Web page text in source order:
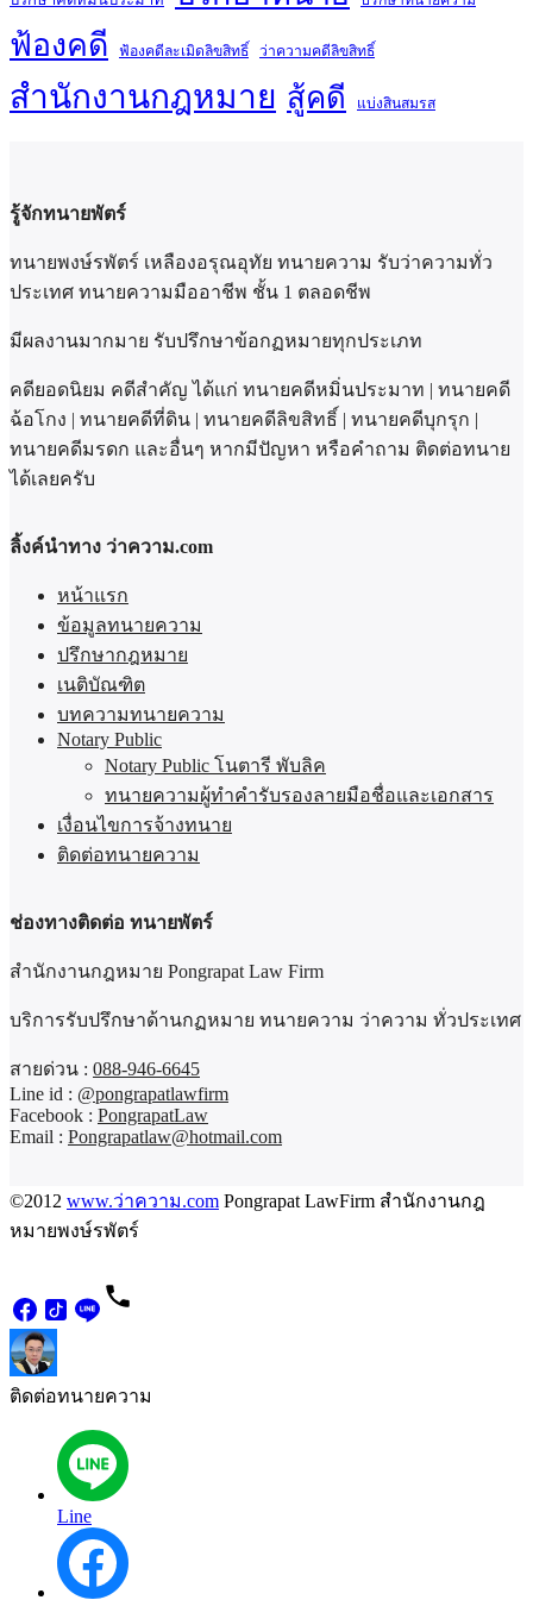
ฟ้องคดี ฟ้องคดีละเมิดลิขสิทธิ์ ว่าความคดีลิขสิทธิ์
สำนักงานกฎหมาย สู้คดี แบ่งสินสมรส
รู้จักทนายพัตร์
ทนายพงษ์รพัตร์ เหลืองอรุณอุทัย ทนายความ รับว่าความทั่ว
ประเทศ ทนายความมืออาชีพ ชั้น 1 ตลอดชีพ
มีผลงานมากมาย รับปรึกษาข้อกฏหมายทุกประเภท
คดียอดนิยม คดีสำคัญ ได้แก่ ทนายคดีหมิ่นประมาท | ทนายคดี
ฉ้อโกง | ทนายคดีที่ดิน | ทนายคดีลิขสิทธิ์ | ทนายคดีบุกรุก |
ทนายคดีมรดก และอื่นๆ หากมีปัญหา หรือคำถาม ติดต่อทนาย
ได้เลยครับ
ลิ้งค์นำทาง ว่าความ.com
หน้าแรก
ข้อมูลทนายความ
ปรึกษากฎหมาย
เนติบัณฑิต
บทความทนายความ
Notary Public
Notary Public โนตารี พับลิค
ทนายความผู้ทำคำรับรองลายมือชื่อและเอกสาร
เงื่อนไขการจ้างทนาย
ติดต่อทนายความ
ช่องทางติดต่อ ทนายพัตร์
สำนักงานกฎหมาย Pongrapat Law Firm
บริการรับปรึกษาด้านกฏหมาย ทนายความ ว่าความ ทั่วประเทศ
สายด่วน : 088-946-6645
Line id : @pongrapatlawfirm
Facebook : PongrapatLaw
Email : Pongrapatlaw@hotmail.com
©2012 www.ว่าความ.com Pongrapat LawFirm สำนักงานกฎ
หมายพงษ์รพัตร์
ติดต่อทนายความ
Line